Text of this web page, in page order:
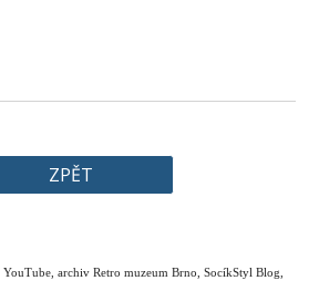
ZPĚT
archiv Retro muzeum Brno, SocíkStyl Blog,